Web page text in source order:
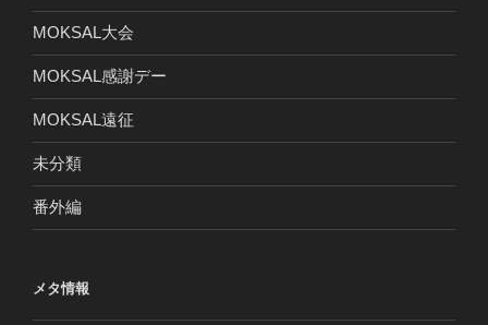
MOKSAL大会
MOKSAL感謝デー
MOKSAL遠征
未分類
番外編
メタ情報